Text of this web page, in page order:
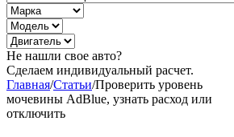
Не нашли свое авто?
Сделаем индивидуальный расчет.
Главная/Статьи/Проверить уровень
мочевины AdBlue, узнать расход или
отключить